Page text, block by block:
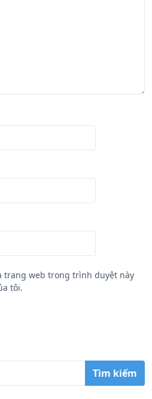
trang web trong trình duyệt này
tôi.